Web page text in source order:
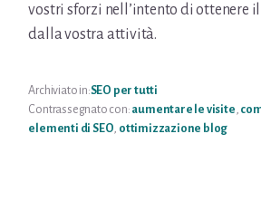
vostri sforzi nell’intento di ottenere il
dalla vostra attività.
Archiviato in:SEO per tutti
Contrassegnato con: aumentare le visite,
elementi di SEO, ottimizzazione blog